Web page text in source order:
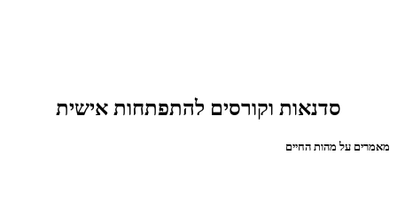
סדנאות וקורסים להתפתחות אישית
מאמרים על מהות החיים